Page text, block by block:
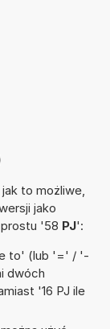
to możliwe,
jako
'58 PJ':
to' (lub '=' / '-
dwóch
'16 PJ ile